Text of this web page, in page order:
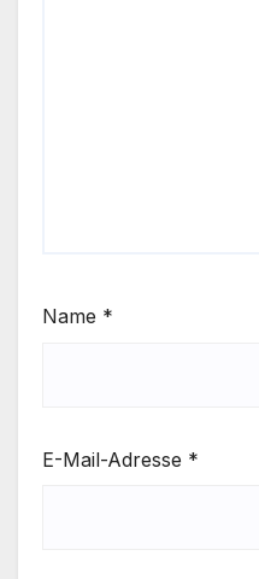
Name *
E-Mail-Adresse *